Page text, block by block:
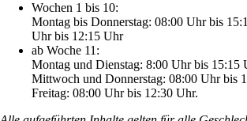
Wochen 1 bis 10:
Montag bis Donnerstag: 08:00 Uhr bis
Uhr bis 12:15 Uhr
ab Woche 11:
Montag und Dienstag: 8:00 Uhr bis 15:15
Mittwoch und Donnerstag: 08:00 Uhr bis
Freitag: 08:00 Uhr bis 12:30 Uhr.